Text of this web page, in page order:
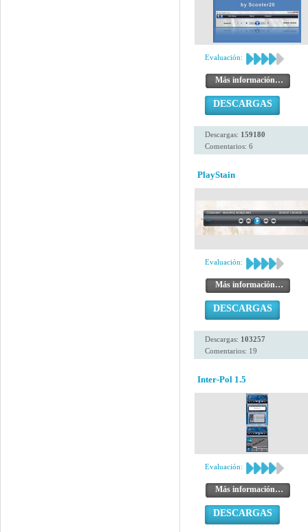
Evaluación:
Más información…
DESCARGAS
Descargas: 159180
Comentarios: 6
PlayStain
Evaluación:
Más información…
DESCARGAS
Descargas: 103257
Comentarios: 19
Inter-Pol 1.5
Evaluación:
Más información…
DESCARGAS